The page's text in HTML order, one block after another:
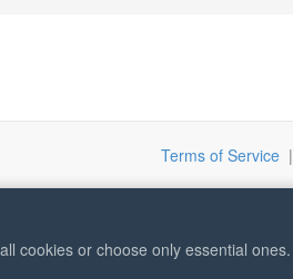
Terms of Service|
cookies or choose only essential ones.